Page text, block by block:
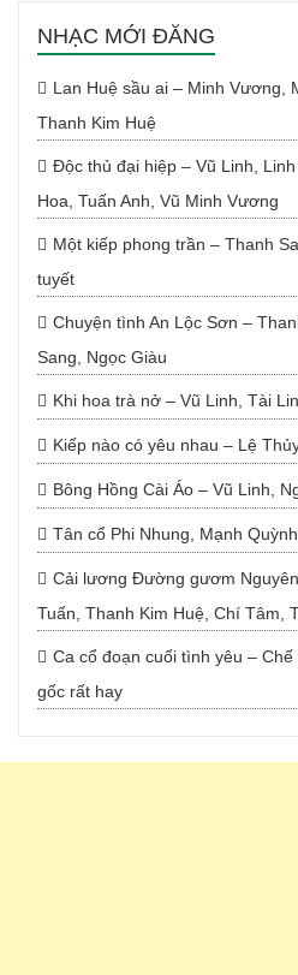
NHẠC MỚI ĐĂNG
Lan Huệ sầu ai – Minh Vương,
Thanh Kim Huệ
Độc thủ đại hiệp – Vũ Linh,
Hoa, Tuấn Anh, Vũ Minh Vương
Một kiếp phong trần – Thanh
tuyết
Chuyện tình An Lộc Sơn –
Sang, Ngọc Giàu
Khi hoa trà nở – Vũ Linh, Tài
Kiếp nào có yêu nhau – Lệ
Bông Hồng Cài Áo – Vũ Linh,
Tân cổ Phi Nhung, Mạnh
Cải lương Đường gươm
Tuấn, Thanh Kim Huệ, Chí Tâm,
Ca cổ đoạn cuối tình yêu –
gốc rất hay